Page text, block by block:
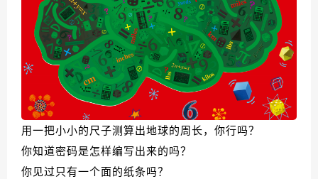
用一把小小的尺子测算出地球的周长，你行吗？
你知道密码是怎样编写出来的吗？
你见过只有一个面的纸条吗？